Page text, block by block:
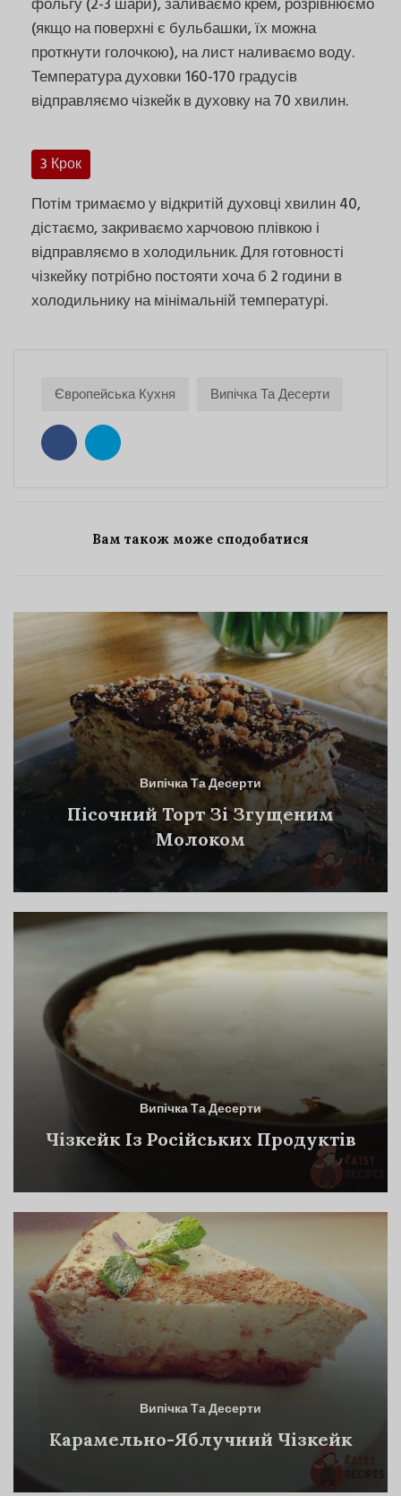
(якщо на поверхні є бульбашки, їх можна
проткнути голочкою), на лист наливаємо воду.
Температура духовки 160-170 градусів
відправляємо чізкейк в духовку на 70 хвилин.
3 Крок
Потім тримаємо у відкритій духовці хвилин 40,
дістаємо, закриваємо харчовою плівкою і
відправляємо в холодильник. Для готовності
чізкейку потрібно постояти хоча б 2 години в
холодильнику на мінімальній температурі.
Європейська Кухня Випічка Та Десерти
Вам також може сподобатися
Випічка Та Десерти
Пісочний Торт Зі Згущеним
Молоком
Випічка Та Десерти
Чізкейк Із Російських Продуктів
Випічка Та Десерти
Карамельно-Яблучний Чізкейк